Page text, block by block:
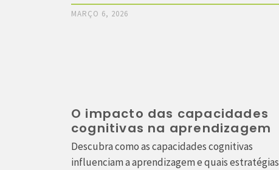
MARÇO 6, 2026
O impacto das capacidades
cognitivas na aprendizagem
Descubra como as capacidades cognitivas
influenciam a aprendizagem e quais estratégias